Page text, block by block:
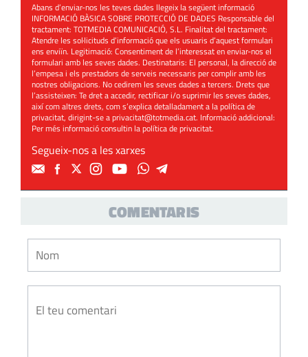
Abans d’enviar-nos les teves dades llegeix la següent informació
INFORMACIÓ BÀSICA SOBRE PROTECCIÓ DE DADES Responsable del
tractament: TOTMEDIA COMUNICACIÓ, S.L. Finalitat del tractament:
Atendre les sol·licituds d’informació que els usuaris d’aquest formulari
ens enviïn. Legitimació: Consentiment de l’interessat en enviar-nos el
formulari amb les seves dades. Destinataris: El personal, la direcció de
l’empesa i els prestadors de serveis necessaris per complir amb les
nostres obligacions. No cedirem les seves dades a tercers. Drets que
l’assisteixen: Te dret a accedir, rectificar i/o suprimir les seves dades,
així com altres drets, com s’explica detalladament a la política de
privacitat, dirigint-se aprivacitat@totmedia.cat. Informació addicional:
Per més informació consultin lapolítica de privacitat.
Segueix-nos a les xarxes
COMENTARIS